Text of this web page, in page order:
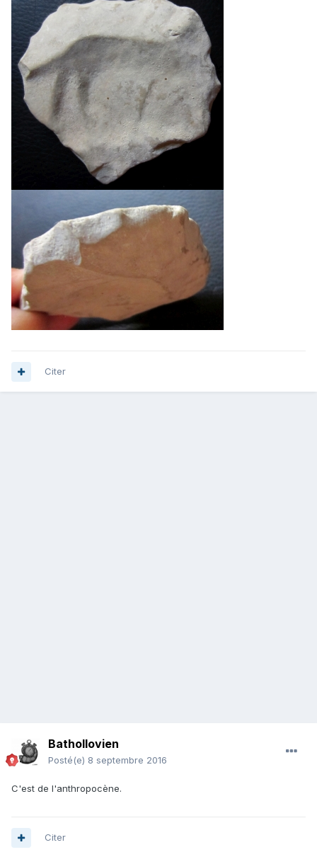
Citer
Bathollovien
Posté(e) 8 septembre 2016
C'est de l'anthropocène.
Citer